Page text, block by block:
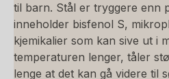
til barn. Stål er tryggere enn
inneholder bisfenol S,
kjemikalier som kan sive ut i
temperaturen lenger, tåler
lenge at det kan gå videre til